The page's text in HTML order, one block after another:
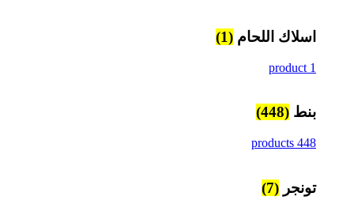
اسلاك اللحام (1)
1 product
بنط (448)
448 products
تونجر (7)